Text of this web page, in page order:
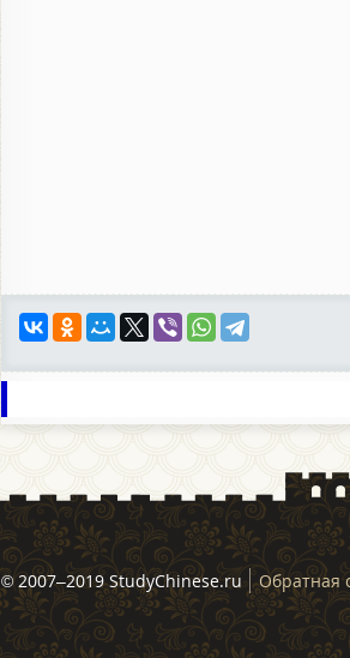
© 2007–2019 StudyChinese.ru Обратная